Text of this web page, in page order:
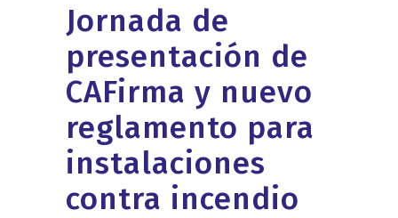
Jornada de
presentación de
CAFirma y nuevo
reglamento para
instalaciones
contra incendio